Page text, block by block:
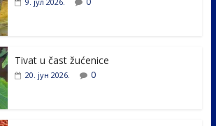
Tivat u čast žućenice
20. јун 2026. 0